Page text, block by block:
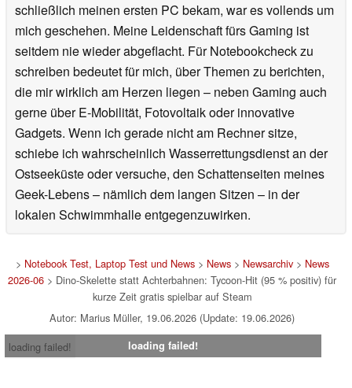
schließlich meinen ersten PC bekam, war es vollends um
mich geschehen. Meine Leidenschaft fürs Gaming ist
seitdem nie wieder abgeflacht. Für Notebookcheck zu
schreiben bedeutet für mich, über Themen zu berichten,
die mir wirklich am Herzen liegen – neben Gaming auch
gerne über E-Mobilität, Fotovoltaik oder innovative
Gadgets. Wenn ich gerade nicht am Rechner sitze,
schiebe ich wahrscheinlich Wasserrettungsdienst an der
Ostseeküste oder versuche, den Schattenseiten meines
Geek-Lebens – nämlich dem langen Sitzen – in der
lokalen Schwimmhalle entgegenzuwirken.
> Notebook Test, Laptop Test und News> News> Newsarchiv> News
2026-06 > Dino-Skelette statt Achterbahnen: Tycoon-Hit (95 % positiv) für
kurze Zeit gratis spielbar auf Steam
Autor: Marius Müller, 19.06.2026 (Update: 19.06.2026)
loading failed!
loading failed!